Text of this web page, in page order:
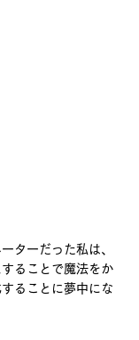
ターだった私は、
ることで魔法をか
ることに夢中にな